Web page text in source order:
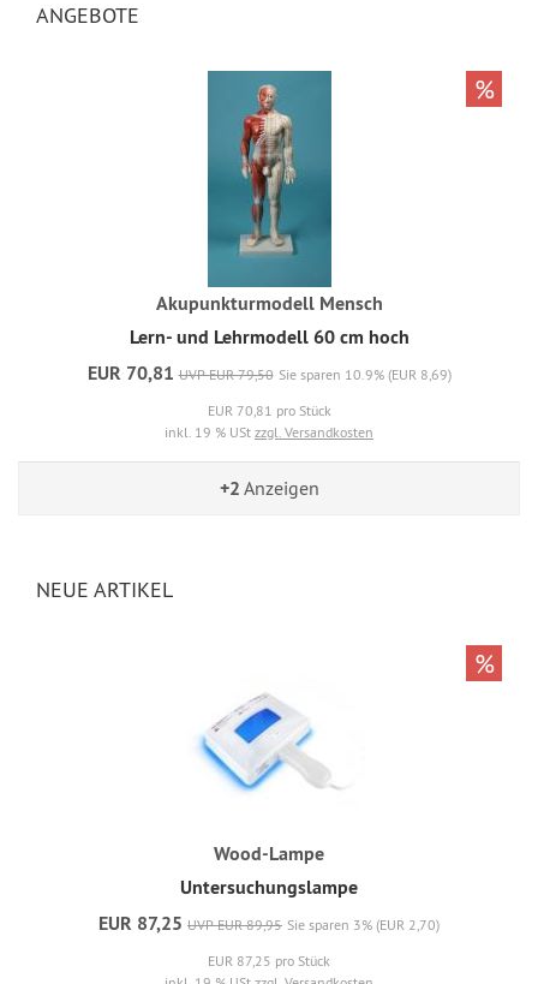
ANGEBOTE
Akupunkturmodell Mensch
Lern- und Lehrmodell 60 cm hoch
EUR 70,81 UVP EUR 79,50 Sie sparen 10.9% (EUR 8,69)
EUR 70,81 pro Stück
inkl. 19 % USt zzgl. Versandkosten
%
+2 Anzeigen
NEUE ARTIKEL
Wood-Lampe
Untersuchungslampe
EUR 87,25 UVP EUR 89,95 Sie sparen 3% (EUR 2,70)
EUR 87,25 pro Stück
%